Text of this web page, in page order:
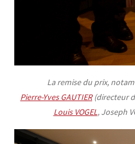
La remise du prix,
Pierre-Yves GAUTIER(directeur
Louis VOGEL, Joseph